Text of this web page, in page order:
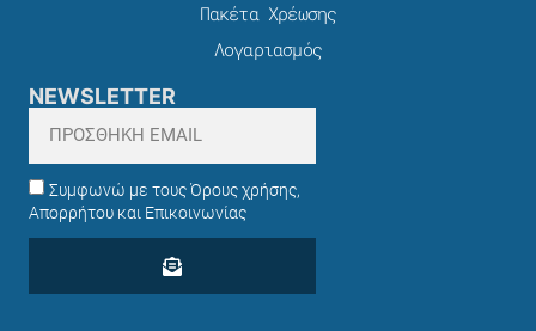
Πακέτα Χρέωσης​
Λογαριασμός
NEWSLETTER
Συμφωνώ με τους Όρους χρήσης,
Απορρήτου και Επικοινωνίας